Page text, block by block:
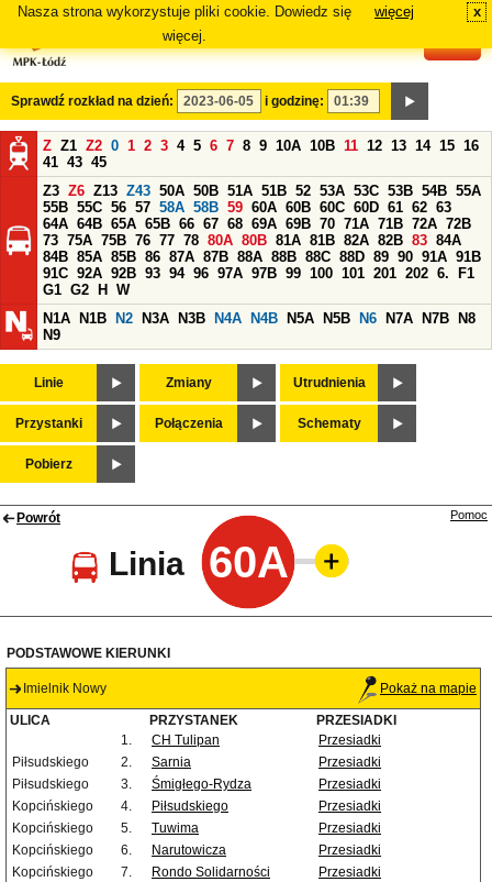
Nasza strona wykorzystuje pliki cookie. Dowiedz się
więcej.
więcej x
Sprawdź rozkład na dzień: i godzinę:
Z Z1 Z2 0 1 2 3 4 5 6 7 8 9 10A 10B 11 12 13 14 15 16
41 43 45
Z3 Z6 Z13 Z43 50A 50B 51A 51B 52 53A 53C 53B 54B 55A
55B 55C 56 57 58A 58B 59 60A 60B 60C 60D 61 62 63
64A 64B 65A 65B 66 67 68 69A 69B 70 71A 71B 72A 72B
73 75A 75B 76 77 78 80A 80B 81A 81B 82A 82B 83 84A
84B 85A 85B 86 87A 87B 88A 88B 88C 88D 89 90 91A 91B
91C 92A 92B 93 94 96 97A 97B 99 100 101 201 202 6.
F1
G1 G2 H
W
N1A
N1B N2 N3A N3B N4A N4B N5A N5B N6 N7A N7B
N8
N9
Linie Zmiany Utrudnienia
Przystanki Połączenia Schematy
Pobierz
Powrót
Linia 60A
Pomoc
PODSTAWOWE KIERUNKI
Imielnik Nowy Pokaż na mapie
ULICA PRZYSTANEK
PRZESIADKI
1.
CH Tulipan
Przesiadki
Piłsudskiego
2. Sarnia
Przesiadki
Piłsudskiego
3. Śmigłego-Rydza
Przesiadki
Kopcińskiego
4. Piłsudskiego
Przesiadki
Kopcińskiego
5. Tuwima
Przesiadki
Kopcińskiego
6. Narutowicza
Przesiadki
Kopcińskiego
7. Rondo Solidarności
Przesiadki